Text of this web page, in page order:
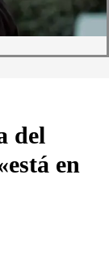
del
en